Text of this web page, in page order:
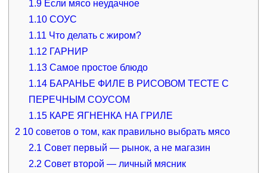
1.9 Если мясо неудачное
1.10 СОУС
1.11 Что делать с жиром?
1.12 ГАРНИР
1.13 Самое простое блюдо
1.14 БАРАНЬЕ ФИЛЕ В РИСОВОМ ТЕСТЕ С
ПЕРЕЧНЫМ СОУСОМ
1.15 КАРЕ ЯГНЕНКА НА ГРИЛЕ
2 10 советов о том, как правильно выбрать мясо
2.1 Совет первый — рынок, а не магазин
2.2 Совет второй — личный мясник